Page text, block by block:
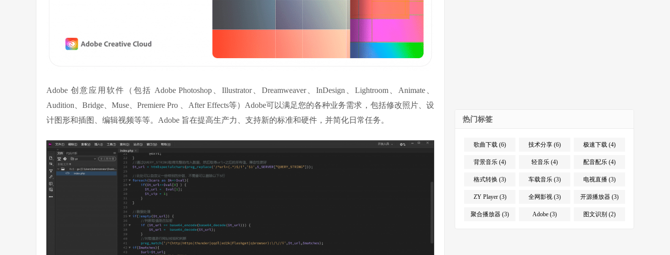
Adobe 创意应用软件（包括 Adobe Photoshop、Illustrator、Dreamweaver、InDesign、Lightroom、Animate、
Audition、Bridge、Muse、Premiere Pro 、After Effects等）Adobe可以满足您的各种业务需求，包括修改照片、设
计图形和插图、编辑视频等等。Adobe 旨在提高生产力、支持新的标准和硬件，并简化日常任务。
热门标签
歌曲下载 (6) 技术分享 (6) 极速下载 (4)
背景音乐 (4) 轻音乐 (4) 配音配乐 (4)
格式转换 (3) 车载音乐 (3) 电视直播 (3)
ZY Player (3) 全网影视 (3) 开源播放器 (3)
聚合播放器 (3) Adobe (3) 图文识别 (2)